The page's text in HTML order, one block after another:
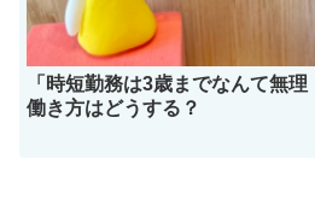
「時短勤務は3歳までなんて無
働き方はどうする？